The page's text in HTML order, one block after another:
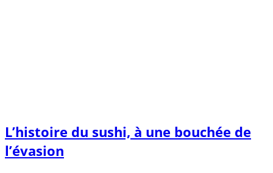
L’histoire du sushi, à une bouchée de
l’évasion